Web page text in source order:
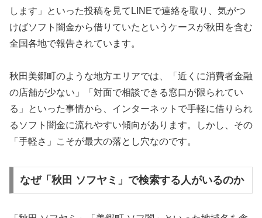
します」といった投稿を見てLINEで連絡を取り、気がつ
けばソフト闇金から借りていたというケースが秋田を含む
全国各地で報告されています。
秋田美郷町のような地方エリアでは、「近くに消費者金融
の店舗が少ない」「対面で相談できる窓口が限られてい
る」といった事情から、インターネットで手軽に借りられ
るソフト闇金に流れやすい傾向があります。しかし、その
「手軽さ」こそが最大の落とし穴なのです。
なぜ「秋田 ソフヤミ」で検索する人がいるのか